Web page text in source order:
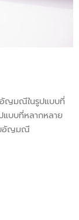
อัญมณีในรูปแบบที่
แบบที่หลากหลาย
บอัญมณี